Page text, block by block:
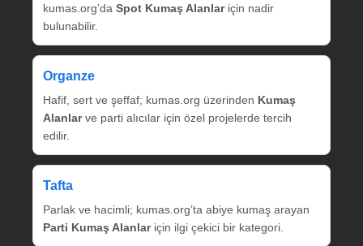
kumas.org’da Spot Kumaş Alanlariçin nadir
bulunabilir.
Organze
Hafif, sert ve şeffaf; kumas.org üzerinden Kumaş
Alanlarve parti alıcılar için özel projelerde tercih
edilir.
Tafta
Parlak ve hacimli; kumas.org’ta abiye kumaş arayan
Parti Kumaş Alanlariçin ilgi çekici bir kategori.